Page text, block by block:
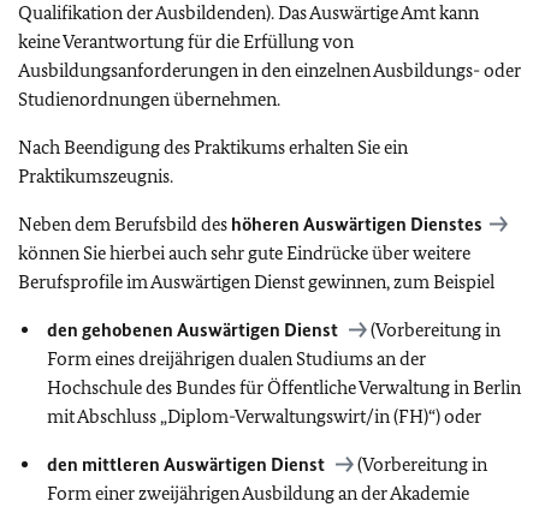
Qualifikation der Ausbildenden). Das Auswärtige Amt kann
keine Verantwortung für die Erfüllung von
Ausbildungsanforderungen in den einzelnen Ausbildungs- oder
Studienordnungen übernehmen.
Nach Beendigung des Praktikums erhalten Sie ein
Praktikumszeugnis.
Neben dem Berufsbild des höheren Auswärtigen Dienstes
können Sie hierbei auch sehr gute Eindrücke über weitere
Berufsprofile im Auswärtigen Dienst gewinnen, zum Beispiel
den gehobenen Auswärtigen Dienst
(Vorbereitung in
Form eines dreijährigen dualen Studiums an der
Hochschule des Bundes für Öffentliche Verwaltung in Berlin
mit Abschluss „Diplom-Verwaltungswirt/in (FH)“) oder
den mittleren Auswärtigen Dienst
(Vorbereitung in
Form einer zweijährigen Ausbildung an der Akademie